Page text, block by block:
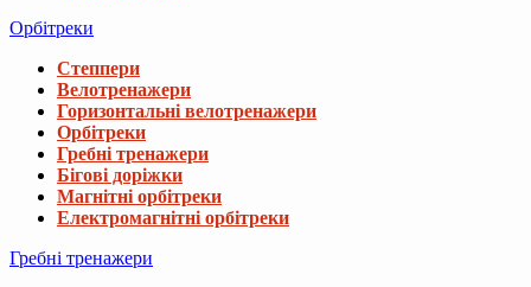
Орбітреки
Степпери
Велотренажери
Горизонтальні велотренажери
Орбітреки
Гребні тренажери
Бігові доріжки
Магнітні орбітреки
Електромагнітні орбітреки
Гребні тренажери